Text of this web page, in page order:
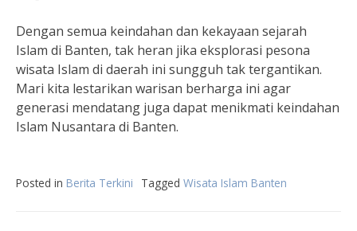
Dengan semua keindahan dan kekayaan sejarah
Islam di Banten, tak heran jika eksplorasi pesona
wisata Islam di daerah ini sungguh tak tergantikan.
Mari kita lestarikan warisan berharga ini agar
generasi mendatang juga dapat menikmati keindahan
Islam Nusantara di Banten.
Posted in Berita Terkini Tagged Wisata Islam Banten